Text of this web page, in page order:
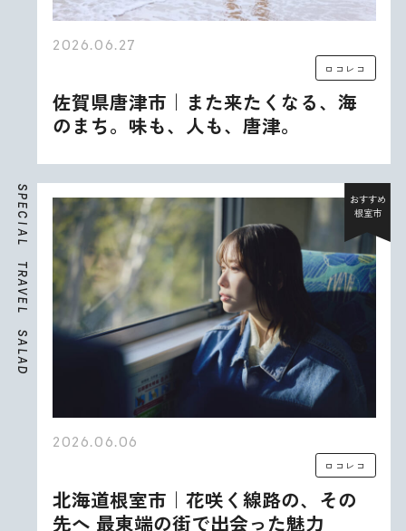
2026.06.27
ロコレコ
佐賀県唐津市｜また来たくなる、海
のまち。味も、人も、唐津。
S
P
E
C
I
A
L
T
R
A
V
E
L
S
A
L
A
D
おすすめ
根室市
2026.06.06
ロコレコ
北海道根室市｜花咲く線路の、その
先へ 最東端の街で出会った魅力